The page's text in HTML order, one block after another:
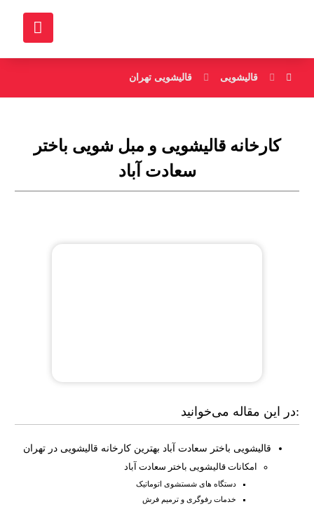
قالیشویی قالیشویی تهران
کارخانه قالیشویی و مبل شویی باختر
سعادت آباد
در این مقاله می‌خوانید:
قالیشویی باختر سعادت آباد بهترین کارخانه قالیشویی در تهران
امکانات قالیشویی باختر سعادت آباد
دستگاه های شستشوی اتوماتیک
خدمات رفوگری و ترمیم فرش